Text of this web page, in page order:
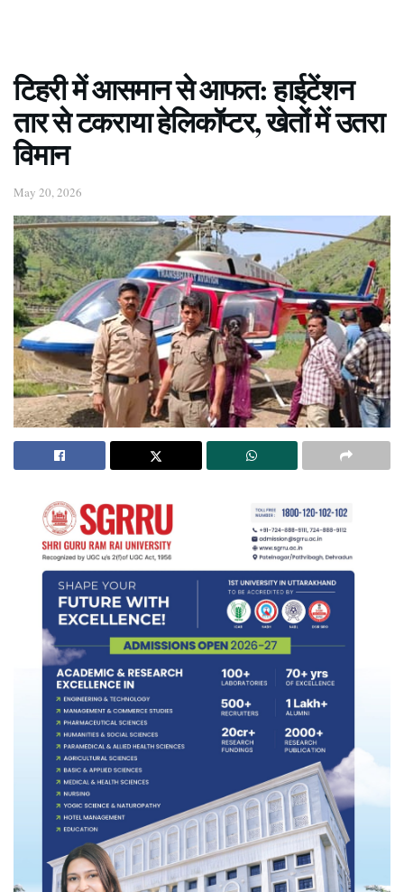
टिहरी में आसमान से आफत: हाईटेंशन
तार से टकराया हेलिकॉप्टर, खेतों में उतरा
विमान
May 20, 2026